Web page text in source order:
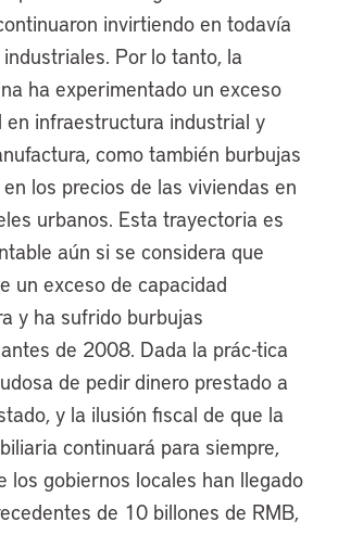
invirtiendo en todavía
Por lo tanto, la
ha experimentado un exceso
en infraestructura industrial y
como también burbujas
los precios de las viviendas en
urbanos. Esta trayectoria es
aún si se considera que
un exceso de capacidad
y ha sufrido burbujas
de 2008. Dada la prác-tica
de pedir dinero prestado a
y la ilusión fiscal de que la
continuará para siempre,
los gobiernos locales han llegado
de 10 billones de RMB,